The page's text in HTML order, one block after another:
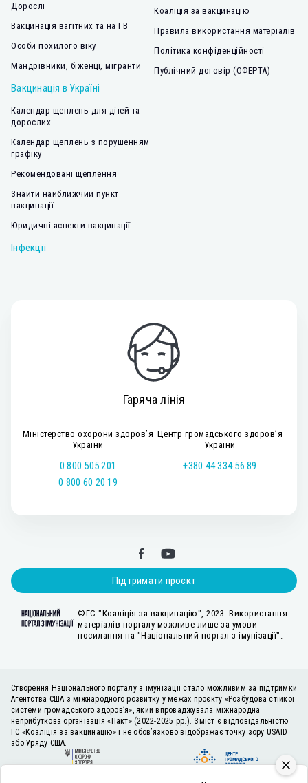
Дорослі
Вакцинація вагітних та на ГВ
Особи похилого віку
Мандрівники, біженці, мігранти
Вакцинація в Україні
Календар щеплень для дітей та
дорослих
Календар щеплень з порушенням
графіку
Рекомендовані щеплення
Знайти найближчий пункт
вакцинації
Юридичні аспекти вакцинації
Інфекції
Коаліція за вакцинацію
Правила використання матеріалів
Політика конфіденційності
Публічний договір (ОФЕРТА)
Гаряча лінія
Міністерство охорони здоров’я
України
0 800 505 201
0 800 60 20 19
Центр громадського здоров’я
України
+380 44 334 56 89
Підтримати проєкт
©ГС "Коаліція за вакцинацію", 2023. Використання
матеріалів порталу можливе лише за умови
посилання на "Національний портал з імунізації".
Створення Національного порталу з імунізації стало можливим за підтримки
Агентства США з міжнародного розвитку у межах проєкту «Розбудова стійкої
системи громадського здоров’я», який впроваджувала міжнародна
неприбуткова організація «Пакт» (2022-2025 рр.). Зміст є відповідальністю
ГС «Коаліція за вакцинацію» і не обов’язково відображає точку зору USAID
або Уряду США.